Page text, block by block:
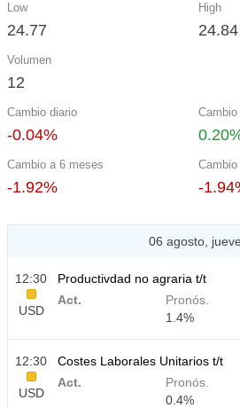
Low
24.77
High
24.84
Volumen
12
Cambio diario
-0.04%
Cambio
Cambio a 6 meses
-1.92%
Cambio
-
06 agosto,
12:30
USD
Productivdad no agraria t/t
Act.
Pronós.
1.4%
12:30
USD
Costes Laborales Unitarios t/t
Act.
Pronós.
0.4%